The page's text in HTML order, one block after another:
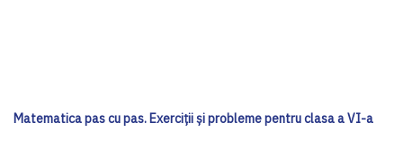
Matematica pas cu pas. Exerciții și probleme pentru clasa a VI-a